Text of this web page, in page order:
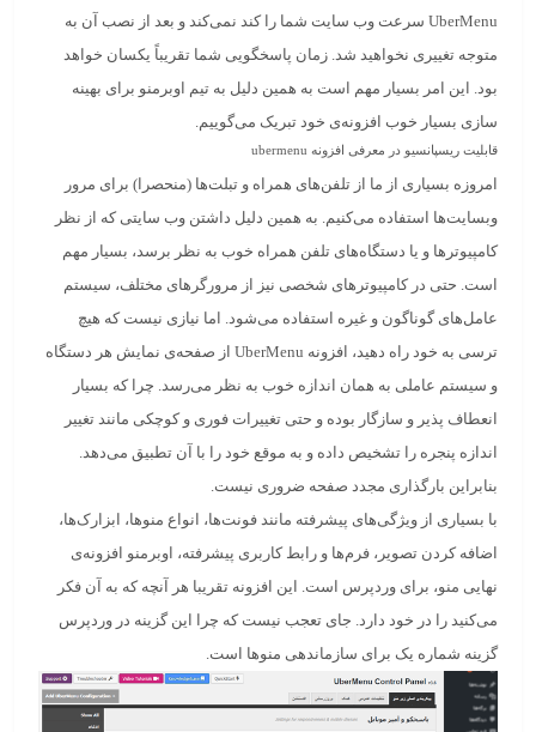
UberMenu سرعت وب سایت شما را کند نمی‌کند و بعد از نصب آن به
متوجه تغییری نخواهید شد. زمان پاسخگویی شما تقریباً یکسان خواهد
بود. این امر بسیار مهم است به همین دلیل به تیم اوبرمنو برای بهینه
سازی بسیار خوب افزونه‌ی خود تبریک می‌گوییم.
قابلیت ریسپانسیو در معرفی افزونه ubermenu
امروزه بسیاری از ما از تلفن‌های همراه و تبلت‌ها (منحصرا) برای مرور
وبسایت‌ها استفاده می‌کنیم. به همین دلیل داشتن وب سایتی که از نظر
کامپیوتر‌ها و یا دستگاه‌های تلفن همراه خوب به نظر برسد، بسیار مهم
است. حتی در کامپیوترهای شخصی نیز از مرورگرهای مختلف‌، سیستم
عامل‌های گوناگون و غیره استفاده می‌شود. اما نیازی نیست که هیچ
ترسی به خود راه دهید، افزونه UberMenu از صفحه‌ی نمایش هر دستگاه
و سیستم عاملی به همان اندازه خوب به نظر می‌رسد. چرا که بسیار
انعطاف پذیر و سازگار بوده و حتی تغییرات فوری و کوچکی مانند تغییر
اندازه پنجره را تشخیص داده و به موقع خود را با آن تطبیق می‌دهد.
بنابراین بارگذاری مجدد صفحه ضروری نیست.
با بسیاری از ویژگی‌های پیشرفته مانند فونت‌ها، انواع منوها، ابزارک‌ها،
اضافه کردن تصویر، فرم‌ها و رابط کاربری پیشرفته، اوبرمنو افزونه‌ی
نهایی منو، برای وردپرس است. این افزونه تقریبا هر آنچه که به آن فکر
می‌کنید را در خود دارد. جای تعجب نیست که چرا این گزینه در وردپرس
گزینه شماره یک برای سازماندهی منوها است.